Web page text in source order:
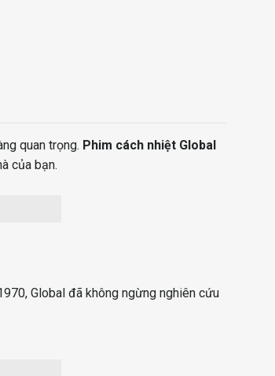
quan trọng. Phim cách nhiệt Global
của bạn.
Global đã không ngừng nghiên cứu